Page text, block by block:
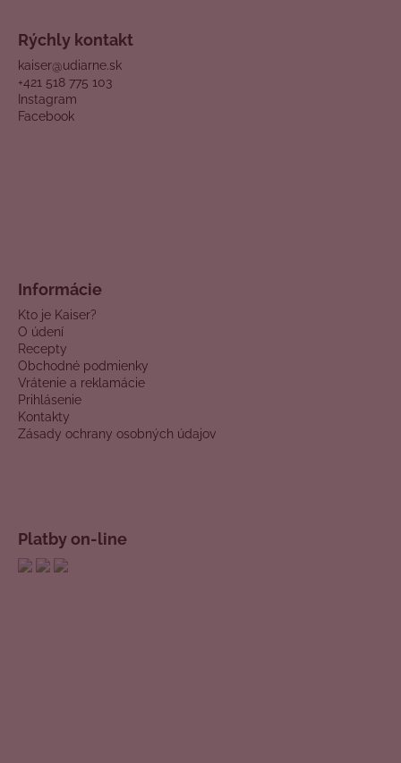
Rýchly kontakt
kaiser@udiarne.sk
+421 518 775 103
Instagram
Facebook
Informácie
Kto je Kaiser?
O údení
Recepty
Obchodné podmienky
Vrátenie a reklamácie
Prihlásenie
Kontakty
Zásady ochrany osobných údajov
Platby on-line